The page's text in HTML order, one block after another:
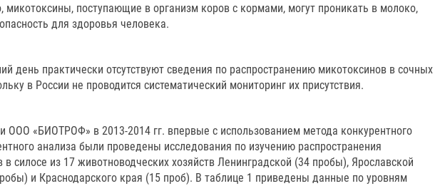
микотоксины, поступающие в организм коров с кормами, могут проникать в молоко,
для здоровья человека.
день практически отсутствуют сведения по распространению микотоксинов в сочных
в России не проводится систематический мониторинг их присутствия.
ООО «БИОТРОФ» в 2013-2014 гг. впервые с использованием метода конкурентного
анализа были проведены исследования по изучению распространения
в силосе из 17 животноводческих хозяйств Ленинградской (34 пробы), Ярославской
и Краснодарского края (15 проб). В таблице 1 приведены данные по уровням